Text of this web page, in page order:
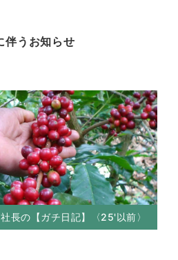
伴うお知らせ
長の【ガチ日記】〈25'以前〉